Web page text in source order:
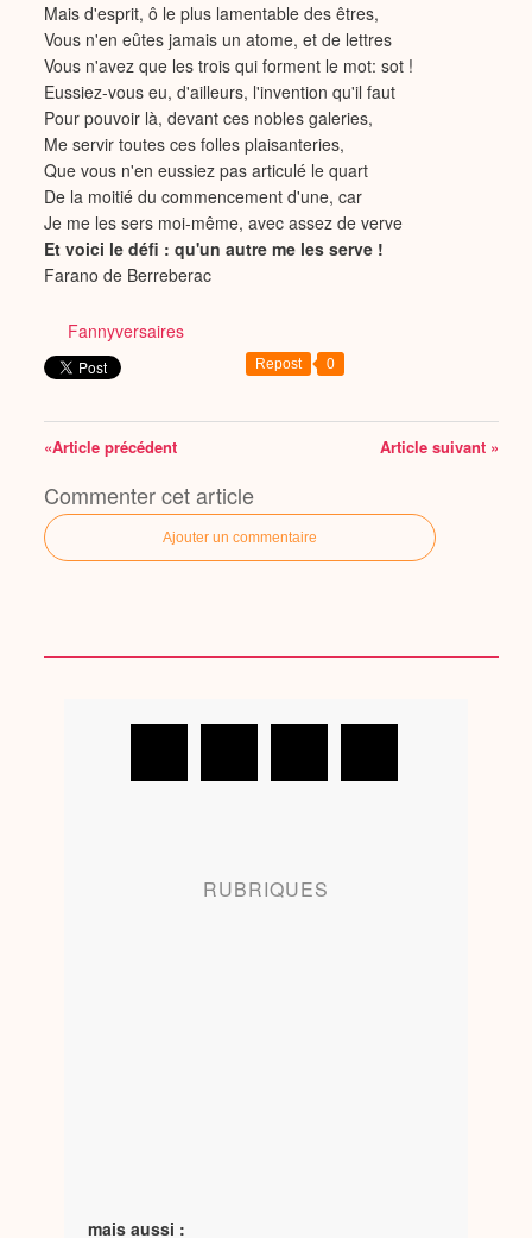
Mais d'esprit, ô le plus lamentable des êtres,
Vous n'en eûtes jamais un atome, et de lettres
Vous n'avez que les trois qui forment le mot: sot !
Eussiez-vous eu, d'ailleurs, l'invention qu'il faut
Pour pouvoir là, devant ces nobles galeries,
Me servir toutes ces folles plaisanteries,
Que vous n'en eussiez pas articulé le quart
De la moitié du commencement d'une, car
Je me les sers moi-même, avec assez de verve
Et voici le défi : qu'un autre me les serve !
Farano de Berreberac
Fannyversaires
Repost 0
«Article précédent Article suivant »
Commenter cet article
Ajouter un commentaire
RUBRIQUES
mais aussi :